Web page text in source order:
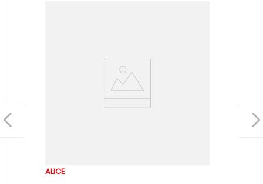
ALICE